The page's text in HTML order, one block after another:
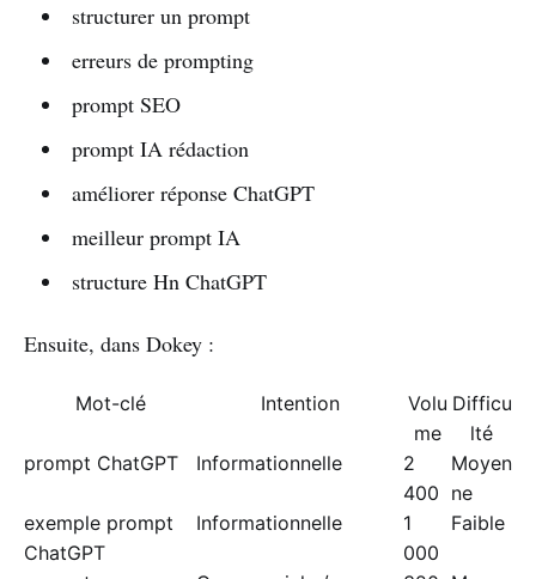
structurer un prompt
erreurs de prompting
prompt SEO
prompt IA rédaction
améliorer réponse ChatGPT
meilleur prompt IA
structure Hn ChatGPT
Ensuite, dans Dokey :
Mot-clé Intention
Volu
me
Difficu
lté
prompt ChatGPT
Informationnelle
2
400
Moyen
ne
exemple prompt
ChatGPT
Informationnelle
1
000
Faible